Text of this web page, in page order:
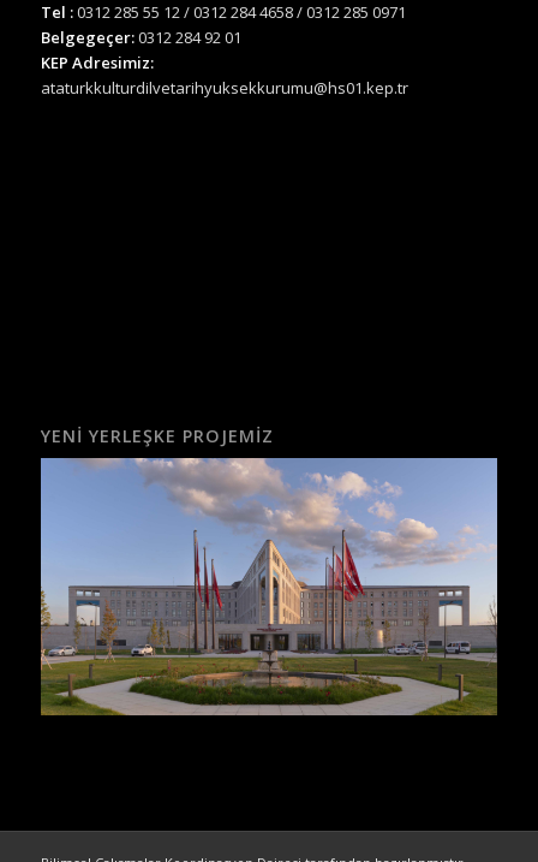
Tel :0312 285 55 12 / 0312 284 4658 / 0312 285 0971
Belgegeçer:0312 284 92 01
KEP Adresimiz:
ataturkkulturdilvetarihyuksekkurumu@hs01.kep.tr
YENI YERLEŞKE PROJEMIZ